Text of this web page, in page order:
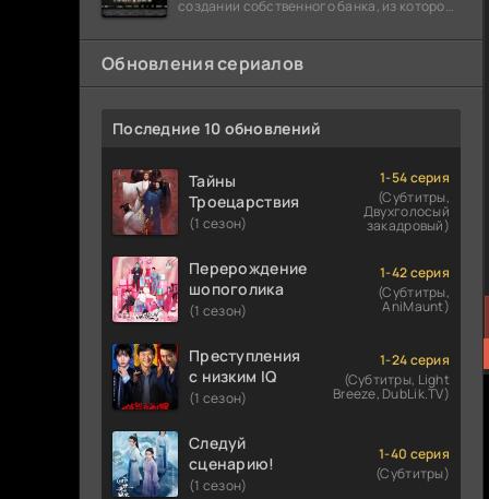
создании собственного банка, из которого
долларов. Однако,
Обновления сериалов
Последние 10 обновлений
Тайны
Троецарствия
(1 сезон)
1-54 серия
(Субтитры,
Двухголосый
закадровый)
Перерождение
шопоголика
(1 сезон)
1-42 серия
(Субтитры,
AniMaunt)
Преступления
с низким IQ
(1 сезон)
1-24 серия
(Субтитры, Light
Breeze, DubLik.TV)
Следуй
сценарию!
(1 сезон)
1-40 серия
(Субтитры)